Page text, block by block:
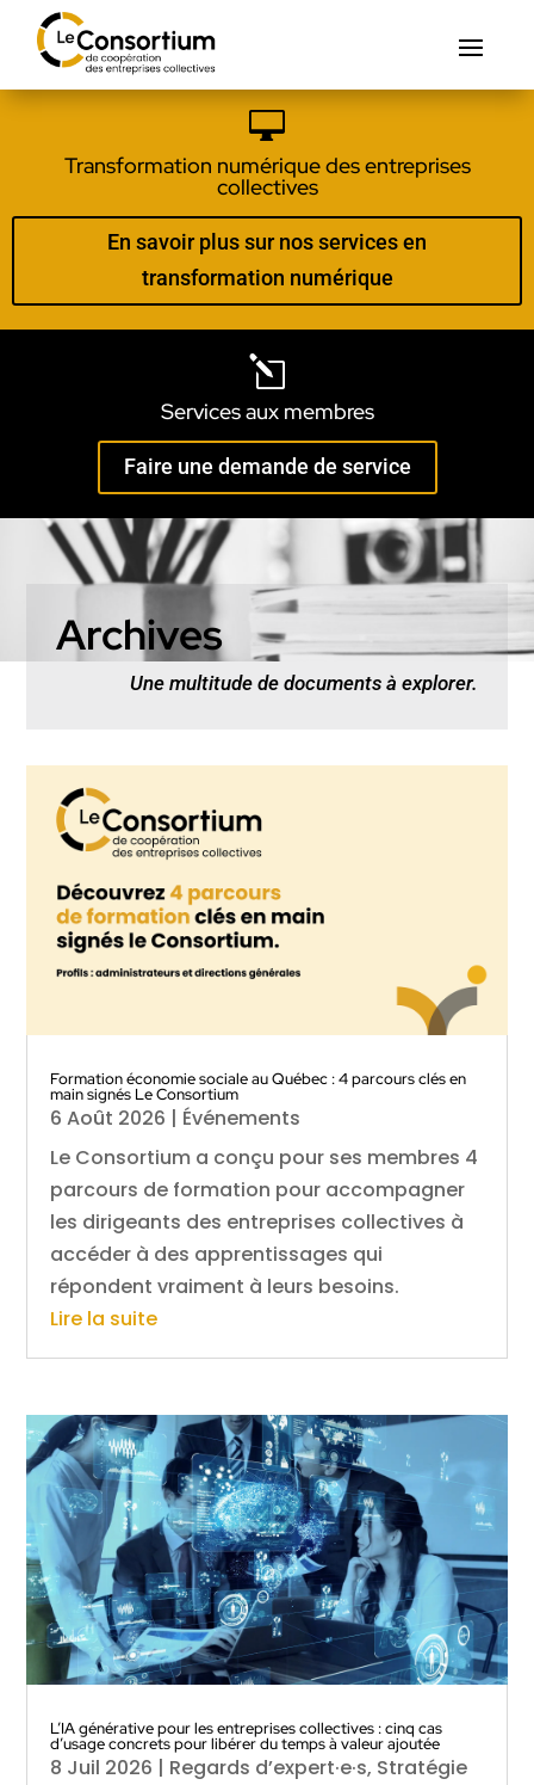

Transformation numérique des entreprises
collectives
En savoir plus sur nos services en
transformation numérique
l
Services aux membres
Faire une demande de service
Archives
Une multitude de documents à explorer.
Formation économie sociale au Québec : 4 parcours clés en
main signés Le Consortium
6 Août 2026 | Événements
Le Consortium a conçu pour ses membres 4
parcours de formation pour accompagner
les dirigeants des entreprises collectives à
accéder à des apprentissages qui
répondent vraiment à leurs besoins.
Lire la suite
L’IA générative pour les entreprises collectives : cinq cas
d’usage concrets pour libérer du temps à valeur ajoutée
8 Juil 2026 | Regards d’expert·e·s, Stratégie